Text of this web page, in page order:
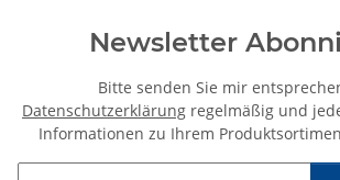
Newsletter
Bitte senden Sie mir
Datenschutzerklärung regelmäßig und
Informationen zu Ihrem